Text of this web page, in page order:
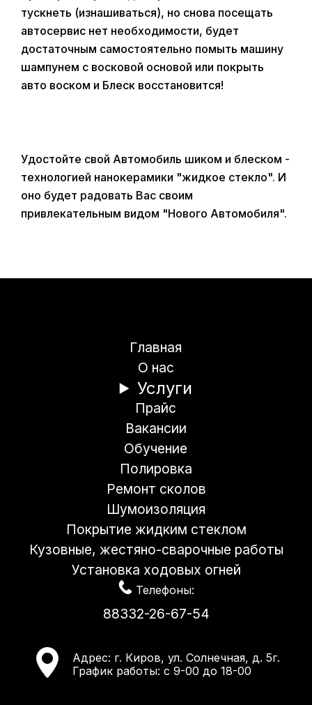
тускнеть (изнашиваться), но снова посещать
автосервис нет необходимости, будет
достаточным самостоятельно помыть машину
шампунем с восковой основой или покрыть
авто воском и Блеск восстановится!
Удостойте свой Автомобиль шиком и блеском -
технологией нанокерамики "жидкое стекло". И
оно будет радовать Вас своим
привлекательным видом "Нового Автомобиля".
Главная
О нас
Услуги
Прайс
Вакансии
Обучение
Полировка
Ремонт сколов
Шумоизоляция
Покрытие жидким стеклом
Кузовные, жестяно-сварочные работы
Установка ходовых огней
Телефоны:
88332-26-67-54
Адрес: г. Киров, ул. Солнечная, д. 5г.
График работы: с 9-00 до 18-00